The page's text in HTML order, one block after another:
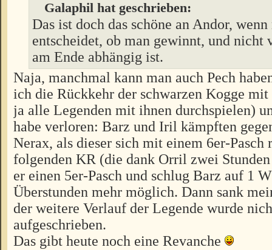
Galaphil hat geschrieben:
Das ist doch das schöne an Andor, wenn
entscheidet, ob man gewinnt, und
am Ende abhängig ist.
Naja, manchmal kann man auch Pech
ich die Rückkehr der schwarzen Kogge
ja alle Legenden mit ihnen durchspielen)
habe verloren: Barz und Iril kämpften
Nerax, als dieser sich mit einem 6er-Pasch
folgenden KR (die dank Orril zwei
er einen 5er-Pasch und schlug Barz auf 1
Überstunden mehr möglich. Dann sank
der weitere Verlauf der Legende wurde
aufgeschrieben.
Das gibt heute noch eine Revanche